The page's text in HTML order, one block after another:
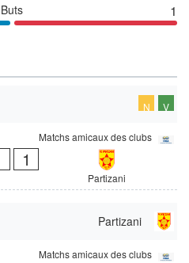
Buts 1
N V
Matchs amicaux des clubs
1
Partizani
Partizani
Matchs amicaux des clubs